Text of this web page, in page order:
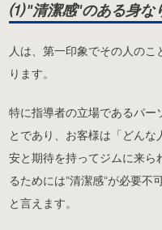
⑴ "清潔感"のある身な
人は、第一印象でその人の
ります。
特に指導者の立場であるパー
とであり、お客様は「どん
安と期待を持ってジムに来ら
るためには"清潔感"が必要不
と言えます。